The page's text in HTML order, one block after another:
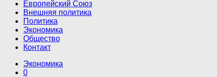
Европейский Союз
Внешняя политика
Политика
Экономика
Общество
Контакт
Экономика
0